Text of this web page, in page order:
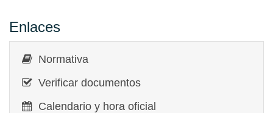
Enlaces
Normativa
Verificar documentos
Calendario y hora oficial